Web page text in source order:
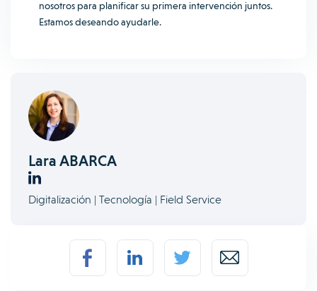
nosotros para planificar su primera intervención juntos.
Estamos deseando ayudarle.
Lara ABARCA
Digitalización | Tecnología | Field Service